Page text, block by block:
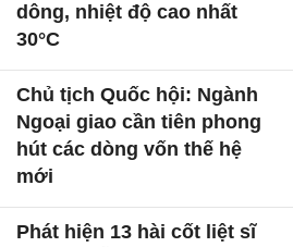
dông, nhiệt độ cao nhất
30°C
Chủ tịch Quốc hội: Ngành
Ngoại giao cần tiên phong
hút các dòng vốn thế hệ
mới
Phát hiện 13 hài cốt liệt sĩ